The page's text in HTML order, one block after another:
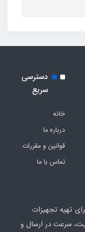
دسترسی
سریع
خانه
درباره ما
قوانین و مقررات
تماس با ما
تهیه تجهیزات
سرعت در ارسال و